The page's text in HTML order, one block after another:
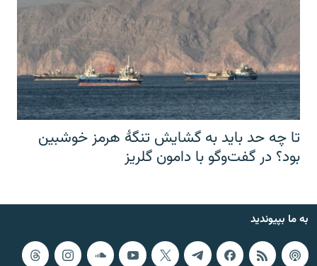
تا چه حد باید به گشایش تنگهٔ هرمز خوشبین
بود؟ در گفت‌وگو با دامون گلریز
به ما بپیوندید